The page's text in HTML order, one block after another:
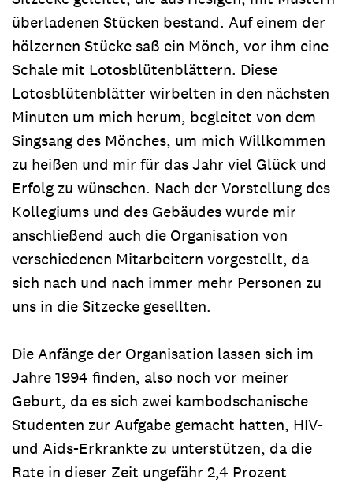
überladenen Stücken bestand. Auf einem der
hölzernen Stücke saß ein Mönch, vor ihm eine
Schale mit Lotosblütenblättern. Diese
Lotosblütenblätter wirbelten in den nächsten
Minuten um mich herum, begleitet von dem
Singsang des Mönches, um mich Willkommen
zu heißen und mir für das Jahr viel Glück und
Erfolg zu wünschen. Nach der Vorstellung des
Kollegiums und des Gebäudes wurde mir
anschließend auch die Organisation von
verschiedenen Mitarbeitern vorgestellt, da
sich nach und nach immer mehr Personen zu
uns in die Sitzecke gesellten.
Die Anfänge der Organisation lassen sich im
Jahre 1994 finden, also noch vor meiner
Geburt, da es sich zwei kambodschanische
Studenten zur Aufgabe gemacht hatten, HIV-
und Aids-Erkrankte zu unterstützen, da die
Rate in dieser Zeit ungefähr 2,4 Prozent